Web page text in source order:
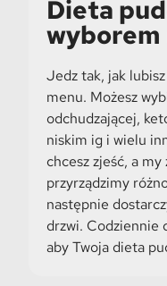
Dieta
wyborem
Jedz tak, jak
menu. Możesz
odchudzającej,
niskim ig i wielu
chcesz zjeść, a
przyrządzimy
następnie
drzwi. Codziennie
aby Twoja dieta